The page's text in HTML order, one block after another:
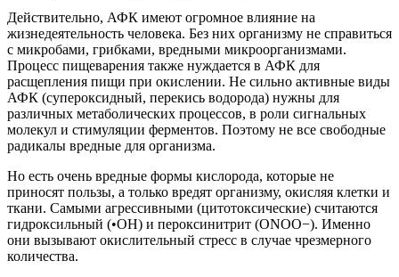
Действительно, АФК имеют огромное влияние на
жизнедеятельность человека. Без них организму не справиться
с микробами, грибками, вредными микроорганизмами.
Процесс пищеварения также нуждается в АФК для
расщепления пищи при окислении. Не сильно активные виды
АФК (супероксидный, перекись водорода) нужны для
различных метаболических процессов, в роли сигнальных
молекул и стимуляции ферментов. Поэтому не все свободные
радикалы вредные для организма.
Но есть очень вредные формы кислорода, которые не
приносят пользы, а только вредят организму, окисляя клетки и
ткани. Самыми агрессивными (цитотоксические) считаются
гидроксильный (•ОН) и пероксинитрит (ONOO−). Именно
они вызывают окислительный стресс в случае чрезмерного
количества.